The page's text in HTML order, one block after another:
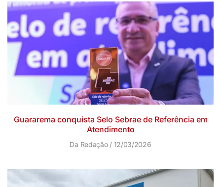
Guararema conquista Selo Sebrae de Referência em
Atendimento
Da Redação 12/03/2026